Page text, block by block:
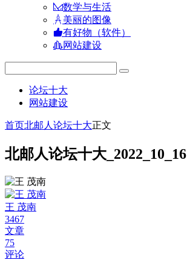
数学与生活
美丽的图像
有好物（软件）
网站建设
论坛十大
网站建设
首页北邮人论坛十大正文
北邮人论坛十大_2022_10_16
王 茂南
3467
文章
75
评论